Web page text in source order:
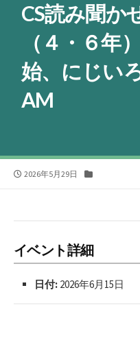
CS読み聞か
（４・６年
始、にじい
AM
公
2026年5月29日
イベント詳細
日付: 2026年6月15日